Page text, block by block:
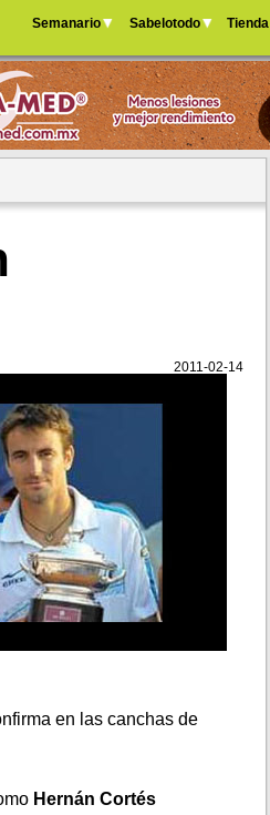
Semanario Sabelotodo Tienda
2011-02-14
en las canchas de
Hernán Cortés